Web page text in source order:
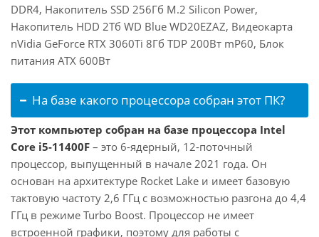
DDR4, Накопитель SSD 256Гб M.2 Silicon Power,
Накопитель HDD 2Тб WD Blue WD20EZAZ, Видеокарта
nVidia GeForce RTX 3060Ti 8Гб TDP 200Вт mP60, Блок
питания ATX 600Вт
На базе какого процессора собран этот ПК?
Этот компьютер собран на базе процессора Intel
Core i5-11400F – это 6-ядерный, 12-поточный
процессор, выпущенный в начале 2021 года. Он
основан на архитектуре Rocket Lake и имеет базовую
тактовую частоту 2,6 ГГц с возможностью разгона до 4,4
ГГц в режиме Turbo Boost. Процессор не имеет
встроенной графики, поэтому для работы с